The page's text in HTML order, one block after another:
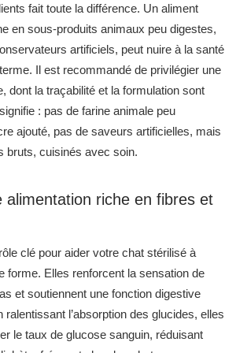
ajouté, pas de saveurs artificielles, mais
bruts, cuisinés avec soin.
alimentation riche en fibres et
clé pour aider votre chat stérilisé à
forme. Elles renforcent la sensation de
l’absorption des glucides, elles
le taux de glucose sanguin, réduisant
gérer les quantités et éviter